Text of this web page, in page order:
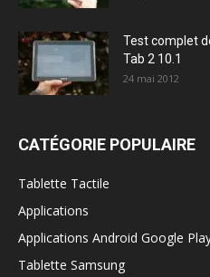
Test complet
Tab 2 10.1
24 mai 2012
CATÉGORIE POPULAIRE
Tablette Tactile
Applications
Applications Android Google
Tablette Samsung